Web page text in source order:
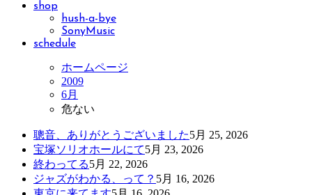
shop
hush-a-bye
SonyMusic
schedule
ホームページ
2009
6月
危ない
聰音、ありがとうございました5月 25, 2026
宝塚ソリオホールにて5月 23, 2026
終わってる5月 22, 2026
ジャズがわかる、って？ 5月 16, 2026